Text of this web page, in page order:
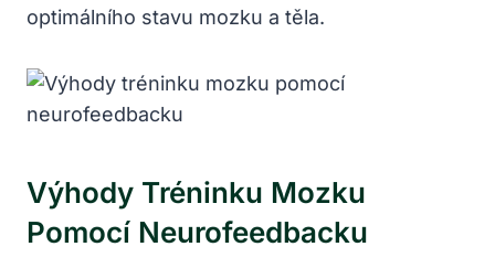
⁣optimálního stavu‍ mozku ⁢a těla.
Výhody Tréninku Mozku⁣
Pomocí Neurofeedbacku